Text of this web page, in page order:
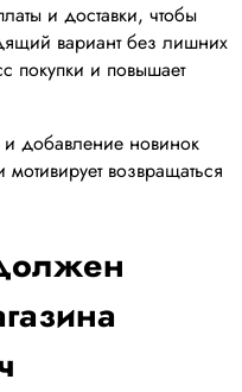
и доставки, чтобы
вариант без лишних
покупки и повышает
и добавление новинок
возвращаться